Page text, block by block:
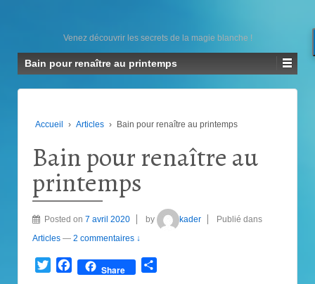
Venez découvrir les secrets de la magie blanche !
Bain pour renaître au printemps
Accueil › Articles › Bain pour renaître au printemps
Bain pour renaître au
printemps
Posted on 7 avril 2020 by kader
Publié dans
Articles — 2 commentaires ↓
TwitterFacebook
Share